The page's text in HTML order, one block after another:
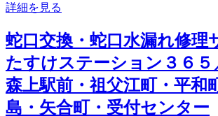
詳細を見る
蛇口交換・蛇口水漏れ修理
たすけステーション３６５
森上駅前・祖父江町・平和
島・矢合町・受付センター